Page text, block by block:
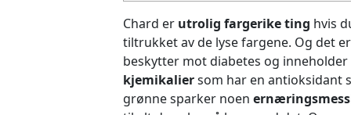
Chard er utrolig fargerike ting hvis
tiltrukket av de lyse fargene. Og det
beskytter mot diabetes og
kjemikaliersom har en antioksidant
grønne sparker noen